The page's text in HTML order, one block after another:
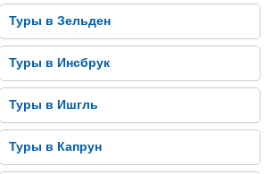
Туры в Зельден
Туры в Инсбрук
Туры в Ишгль
Туры в Капрун